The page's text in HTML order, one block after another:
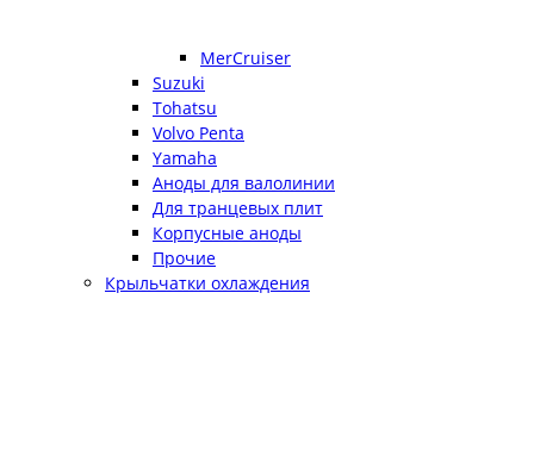
MerCruiser
Suzuki
Tohatsu
Volvo Penta
Yamaha
Аноды для валолинии
Для транцевых плит
Корпусные аноды
Прочие
Крыльчатки охлаждения